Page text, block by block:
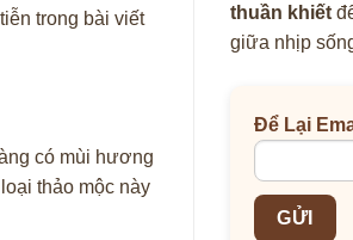
trong bài viết
có mùi hương
thảo mộc này
thuần khiết
giữa nhịp
Để Lại